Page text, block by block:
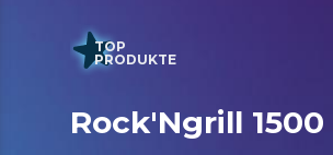
TOP
PRODUKTE
Rock'Ngrill